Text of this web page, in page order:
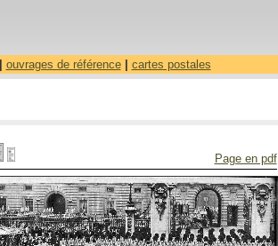
ouvrages de référence| cartes postales
Page en pdf